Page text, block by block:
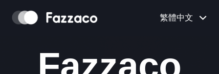
繁體中文
Fazzaco